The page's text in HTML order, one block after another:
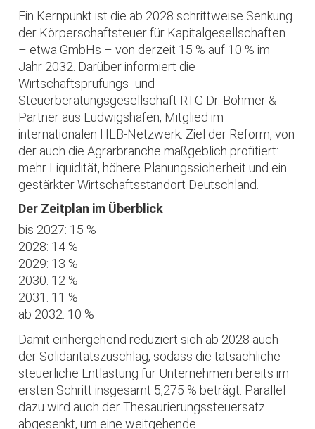
Ein Kernpunkt ist die ab 2028 schrittweise Senkung
der Körperschaftsteuer für Kapitalgesellschaften
– etwa GmbHs – von derzeit 15 % auf 10 % im
Jahr 2032. Darüber informiert die
Wirtschaftsprüfungs- und
Steuerberatungsgesellschaft RTG Dr. Böhmer &
Partner aus Ludwigshafen, Mitglied im
internationalen HLB-Netzwerk. Ziel der Reform, von
der auch die Agrarbranche maßgeblich profitiert:
mehr Liquidität, höhere Planungssicherheit und ein
gestärkter Wirtschaftsstandort Deutschland.
Der Zeitplan im Überblick
bis 2027: 15 %
2028: 14 %
2029: 13 %
2030: 12 %
2031: 11 %
ab 2032: 10 %
Damit einhergehend reduziert sich ab 2028 auch
der Solidaritätszuschlag, sodass die tatsächliche
steuerliche Entlastung für Unternehmen bereits im
ersten Schritt insgesamt 5,275 % beträgt. Parallel
dazu wird auch der Thesaurierungssteuersatz
abgesenkt, um eine weitgehende